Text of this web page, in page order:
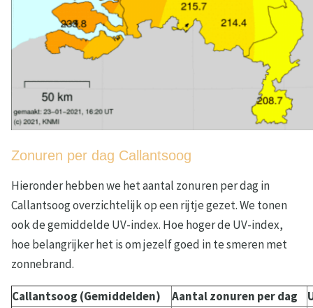
Zonuren per dag Callantsoog
Hieronder hebben we het aantal zonuren per dag in
Callantsoog overzichtelijk op een rijtje gezet. We tonen
ook de gemiddelde UV-index. Hoe hoger de UV-index,
hoe belangrijker het is om jezelf goed in te smeren met
zonnebrand.
Callantsoog (Gemiddelden) Aantal zonuren per dag